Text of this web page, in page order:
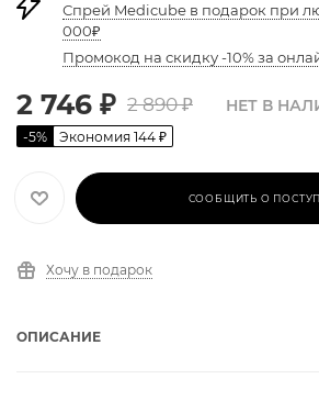
Спрей Medicube в подарок при
000₽
Промокод на скидку -10% за
2 746 ₽ 2 890₽
-5% Экономия 144 ₽
НЕТ В
СООБЩИТЬ О
Хочу в подарок
ОПИСАНИЕ